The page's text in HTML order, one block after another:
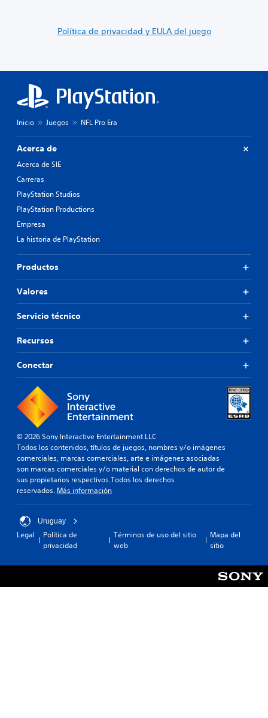
Política de privacidad y EULA del juego
Inicio Juegos NFL Pro Era
Acerca de
Acerca de SIE
Carreras
PlayStation Studios
PlayStation Productions
Empresa
La historia de PlayStation
Productos
Valores
Servicio técnico
Recursos
Conectar
© 2026 Sony Interactive Entertainment LLC
Todos los contenidos, títulos de juegos, nombres y/o imágenes
comerciales, marcas comerciales, arte e imágenes asociadas
son marcas comerciales y/o material con derechos de autor de
sus propietarios respectivos.Todos los derechos
reservados. Más información
Uruguay
Legal
Política de
privacidad
Términos de uso del sitio
web
Mapa del
sitio